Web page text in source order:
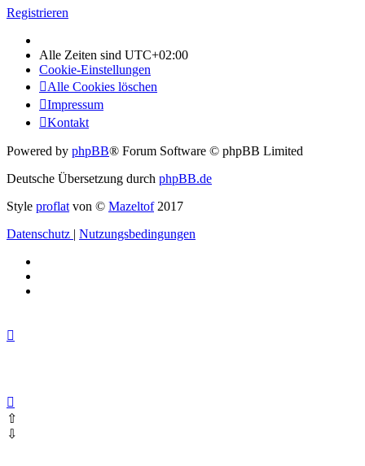
Registrieren
Alle Zeiten sind UTC+02:00
Cookie-Einstellungen
Alle Cookies löschen
Impressum
Kontakt
Powered by phpBB® Forum Software © phpBB Limited
Deutsche Übersetzung durch phpBB.de
Style proflat von © Mazeltof2017
Datenschutz | Nutzungsbedingungen
⇧
⇩